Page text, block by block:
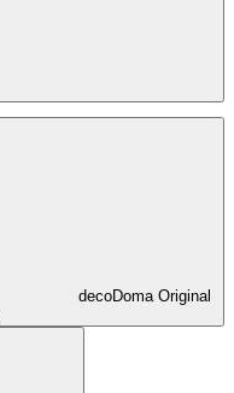
decoDoma Original